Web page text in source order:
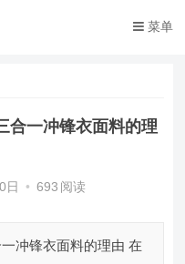
菜单
合一冲锋衣面料的理
日 • 693 阅读
冲锋衣面料的理由 在